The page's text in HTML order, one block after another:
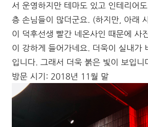
서 운영하지만 테마도 있고 인테리어
층 손님들이 많더군요. (하지만, 아래
이 덕후선생 빨간 네온사인 때문에 사
이 강하게 들어가네요. 더욱이 실내가
입니다. 그래서 더욱 붉은 빛이 보입니
방문 시기: 2018년 11월 말